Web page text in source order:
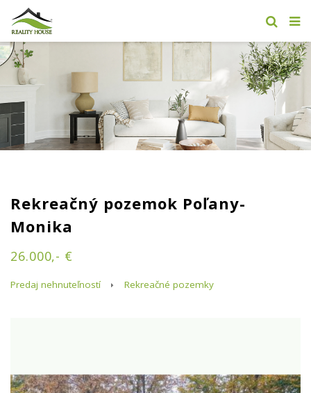
Rekreačný pozemok Poľany-
Monika
26.000,- €
Predaj nehnuteľností Rekreačné pozemky